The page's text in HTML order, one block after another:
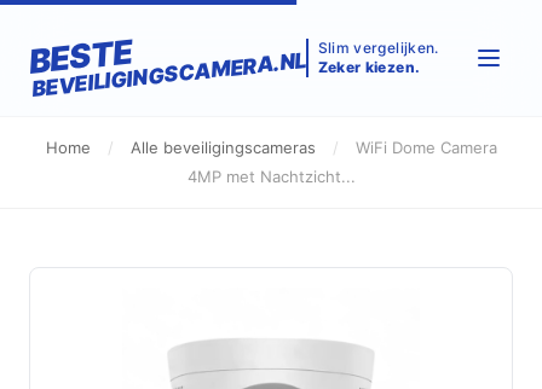
BESTE
BEVEILIGINGSCAMERA.NL Slim vergelijken.
Zeker kiezen.
Home / Alle beveiligingscameras /
WiFi Dome Camera
4MP met Nachtzicht...